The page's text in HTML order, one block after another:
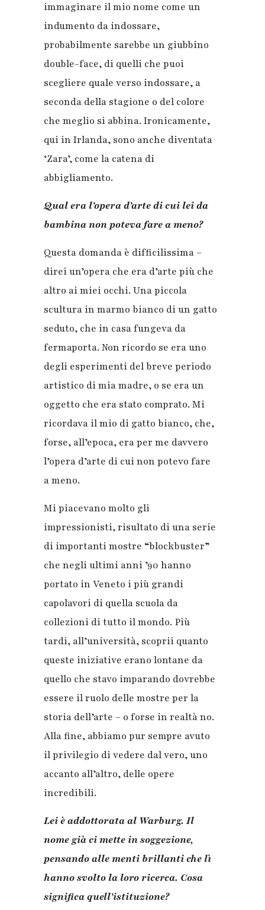
immaginare il mio nome come un
indumento da indossare,
probabilmente sarebbe un giubbino
double-face, di quelli che puoi
scegliere quale verso indossare, a
seconda della stagione o del colore
che meglio si abbina. Ironicamente,
qui in Irlanda, sono anche diventata
‘Zara’, come la catena di
abbigliamento.
Qual era l’opera d’arte di cui lei da
bambina non poteva fare a meno?
Questa domanda è difficilissima –
direi un’opera che era d’arte più che
altro ai miei occhi. Una piccola
scultura in marmo bianco di un gatto
seduto, che in casa fungeva da
fermaporta. Non ricordo se era uno
degli esperimenti del breve periodo
artistico di mia madre, o se era un
oggetto che era stato comprato. Mi
ricordava il mio di gatto bianco, che,
forse, all’epoca, era per me davvero
l’opera d’arte di cui non potevo fare
a meno.
Mi piacevano molto gli
impressionisti, risultato di una serie
di importanti mostre “blockbuster”
che negli ultimi anni ’90 hanno
portato in Veneto i più grandi
capolavori di quella scuola da
collezioni di tutto il mondo. Più
tardi, all’università, scoprii quanto
queste iniziative erano lontane da
quello che stavo imparando dovrebbe
essere il ruolo delle mostre per la
storia dell’arte – o forse in realtà no.
Alla fine, abbiamo pur sempre avuto
il privilegio di vedere dal vero, uno
accanto all’altro, delle opere
incredibili.
Lei è addottorata al Warburg. Il
nome già ci mette in soggezione,
pensando alle menti brillanti che lì
hanno svolto la loro ricerca. Cosa
significa quell’istituzione?